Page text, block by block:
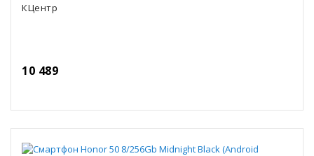
КЦентр
10 489